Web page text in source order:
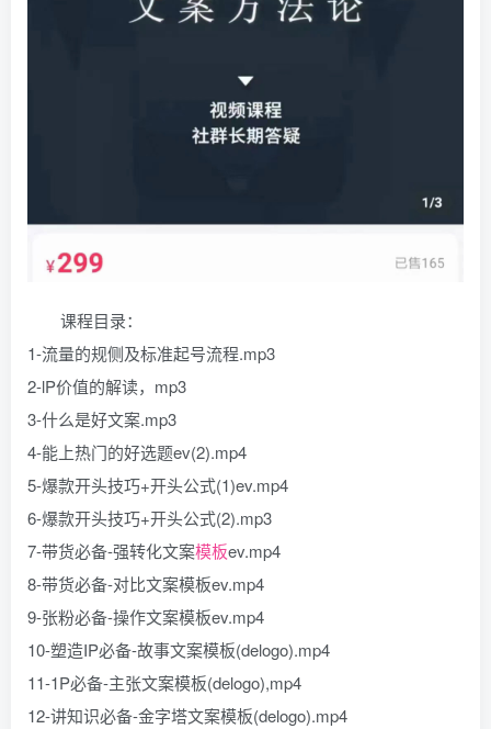
课程目录：
1-流量的规侧及标准起号流程.mp3
2-lP价值的解读，mp3
3-什么是好文案.mp3
4-能上热门的好选题ev(2).mp4
5-爆款开头技巧+开头公式(1)ev.mp4
6-爆款开头技巧+开头公式(2).mp3
7-带货必备-强转化文案模板ev.mp4
8-带货必备-对比文案模板ev.mp4
9-张粉必备-操作文案模板ev.mp4
10-塑造IP必备-故事文案模板(delogo).mp4
11-1P必备-主张文案模板(delogo),mp4
12-讲知识必备-金字塔文案模板(delogo).mp4